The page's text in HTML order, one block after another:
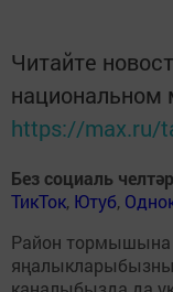
Читайте
https://max.ru/
Без социаль
ТикТок, Ютуб,
Район
яңалыкларыбызны